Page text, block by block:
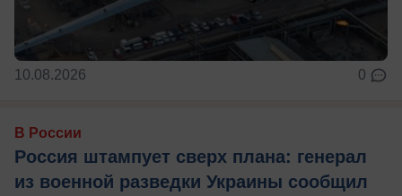
10.08.2026 0
В России
Россия штампует сверх плана: генерал
из военной разведки Украины сообщил